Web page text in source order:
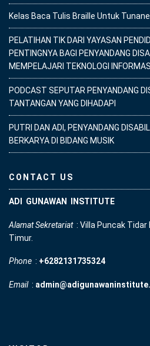
Kelas Baca Tulis Braille Untuk
PELATIHAN TIK DARI YAYASAN
PENTINGNYA BAGI PENYANDANG
MEMPELAJARI TEKNOLOGI
PODCAST SEPUTAR PENYANDANG
TANTANGAN YANG DIHADAPI
PUTRI DAN ADI, PENYANDANG
BERKARYA DI BIDANG MUSIK
CONTACT US
ADI GUNAWAN INSTITUTE
Alamat Sekretariat: Villa Puncak Tidar
Timur.
Phone : +6282131735324
Email: